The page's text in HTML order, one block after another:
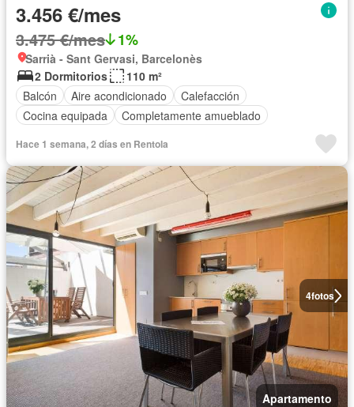
3.456 €/mes
3.475 €/mes 1%
Sarrià - Sant Gervasi, Barcelonès
2 Dormitorios
110 m²
Balcón
Aire acondicionado
Calefacción
Cocina equipada
Completamente amueblado
Hace 1 semana, 2 días en Rentola
4fotos
Apartamento